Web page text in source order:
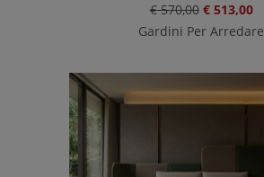
€ 570,00 € 513,00
Gardini Per Arredare